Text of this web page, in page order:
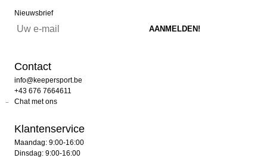
Nieuwsbrief
Contact
info@keepersport.be
+43 676 7664611
Chat met ons
Klantenservice
Maandag: 9:00-16:00
Dinsdag: 9:00-16:00